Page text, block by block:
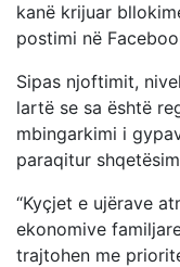
kanë krijuar
postimi në
Sipas njoftimit,
lartë se sa është
mbingarkimi i
paraqitur
“Kyçjet e ujërave
ekonomive
trajtohen me